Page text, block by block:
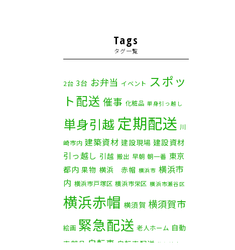
Tags
タグ一覧
2台 3台 お弁当 イベント スポッ
ト配送 催事 化粧品 単身引っ越し
単身引越 定期配送 川
崎市内 建築資材 建設現場 建設資材
引っ越し 引越 搬出 早朝 朝一番 東京
都内 果物 横浜 赤帽 横浜市 横浜市
内 横浜市戸塚区 横浜市栄区 横浜市瀬谷区
横浜赤帽 横須賀 横須賀市
絵画 緊急配送 老人ホーム 自動
車部品 自転車 自転車配送 茅ケ崎市